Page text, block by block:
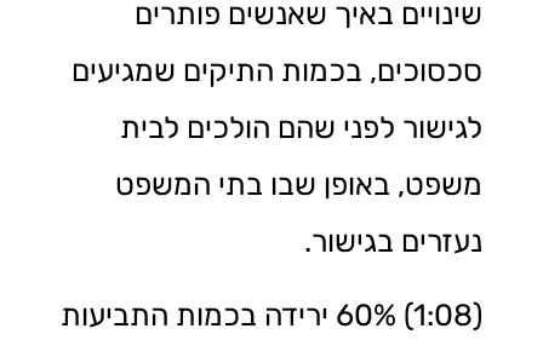
שינויים באיך שאנשים פותרים
סכסוכים, בכמות התיקים שמגיעים
לגישור לפני שהם הולכים לבית
משפט, באופן שבו בתי המשפט
נעזרים בגישור.
(1:08) 60% ירידה בכמות התביעות